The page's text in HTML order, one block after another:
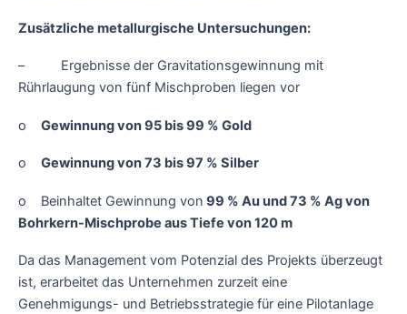
Zusätzliche metallurgische Untersuchungen:
– Ergebnisse der Gravitationsgewinnung mit
Rührlaugung von fünf Mischproben liegen vor
o Gewinnung von 95 bis 99 % Gold
o Gewinnung von 73 bis 97 % Silber
o Beinhaltet Gewinnung von 99 % Au und 73 % Ag von
Bohrkern-Mischprobe aus Tiefe von 120 m
Da das Management vom Potenzial des Projekts überzeugt
ist, erarbeitet das Unternehmen zurzeit eine
Genehmigungs- und Betriebsstrategie für eine Pilotanlage